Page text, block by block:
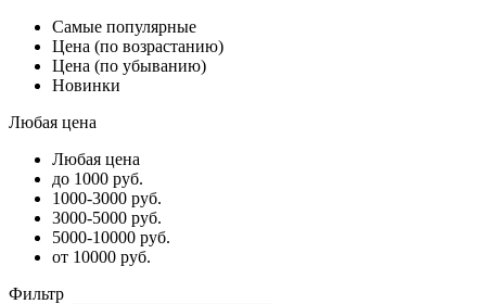
Самые популярные
Цена (по возрастанию)
Цена (по убыванию)
Новинки
Любая цена
Любая цена
до 1000 руб.
1000-3000 руб.
3000-5000 руб.
5000-10000 руб.
от 10000 руб.
Фильтр